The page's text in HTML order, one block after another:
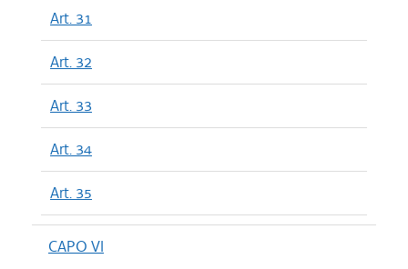
Art. 31
Art. 32
Art. 33
Art. 34
Art. 35
CAPO VI